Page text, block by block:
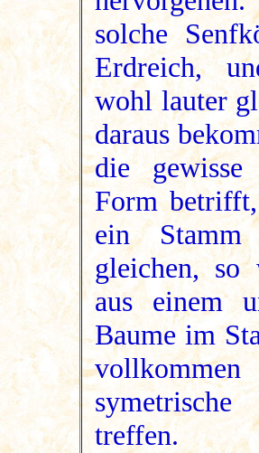
solche
Erdreich,
wohl lauter
daraus
die
Form
ein Stamm
gleichen,
aus einem
Baume im
treffen.